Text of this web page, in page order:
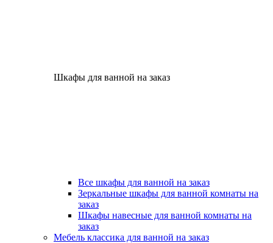
Шкафы для ванной на заказ
Все шкафы для ванной на заказ
Зеркальные шкафы для ванной комнаты на
заказ
Шкафы навесные для ванной комнаты на
заказ
Мебель классика для ванной на заказ